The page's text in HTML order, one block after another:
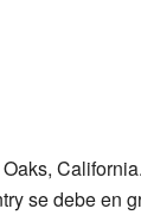
se debe en